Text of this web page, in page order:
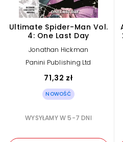
Ultimate Spider-Man Vol.
4: One Last Day
Jonathan Hickman
Panini Publishing Ltd
71,32 zł
NOWOŚĆ
WYSYŁAMY W 5-7 DNI